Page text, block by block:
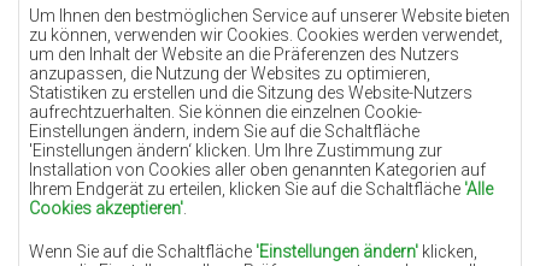
Um Ihnen den bestmöglichen Service auf unserer Website bieten
zu können, verwenden wir Cookies. Cookies werden verwendet,
um den Inhalt der Website an die Präferenzen des Nutzers
anzupassen, die Nutzung der Websites zu optimieren,
Statistiken zu erstellen und die Sitzung des Website-Nutzers
aufrechtzuerhalten. Sie können die einzelnen Cookie-
Einstellungen ändern, indem Sie auf die Schaltfläche
'Einstellungen ändern‘ klicken. Um Ihre Zustimmung zur
Installation von Cookies aller oben genannten Kategorien auf
Ihrem Endgerät zu erteilen, klicken Sie auf die Schaltfläche 'Alle
Cookies akzeptieren'
Wenn Sie auf die Schaltfläche 'Einstellungen ändern' klicken,
Teppiche Lilac
Teppiche Gelb
Teppiche Pfefferminz
Teppiche Blau
Teppiche Orange
Teppiche Rosa
Teppiche Terrakotte